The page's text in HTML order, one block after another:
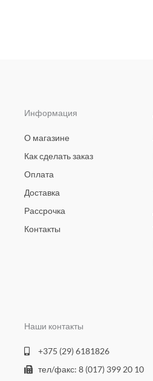
Информация
О магазине
Как сделать заказ
Оплата
Доставка
Рассрочка
Контакты
Наши контакты
+375 (29) 6181826
тел/факс: 8 (017) 399 20 10